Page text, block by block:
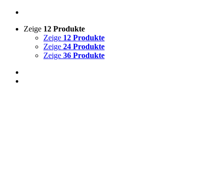
Zeige 12 Produkte
Zeige 12 Produkte
Zeige 24 Produkte
Zeige 36 Produkte